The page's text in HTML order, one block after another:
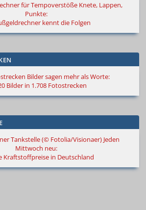
Knete, Lappen,
Punkte:
kennt die Folgen
Bilder sagen mehr als Worte:
Bilder in 1.708 Fotostrecken
Jeden
Mittwoch neu:
Kraftstoffpreise in Deutschland